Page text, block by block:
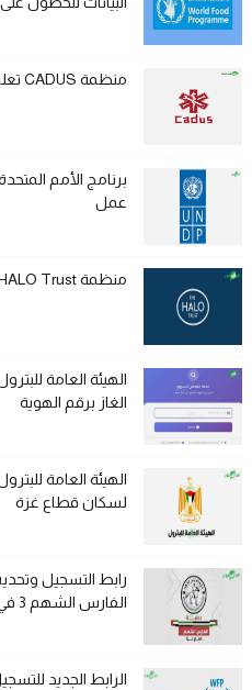
منظمة CADUS تعلن عن حاجتها لوظائف شاغرة
عمل
منظمة HALO Trust تعلن عن وظائف شاغرة
الهيئة العامة
الغاز برقم الهوية
الهيئة العامة
لسكان قطاع غزة
رابط التسجيل
الفارس الشهم 3 في قطاع غزة
الرابط الجديد